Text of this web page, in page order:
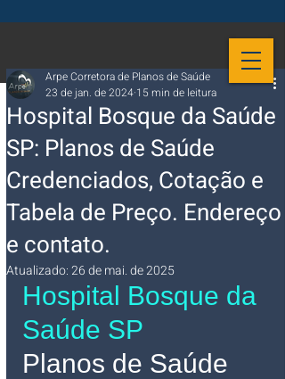
Hospital Bosque da Saúde
SP: Planos de Saúde
Credenciados, Cotação e
Tabela de Preço. Endereço
e contato.
Arpe Corretora de Planos de Saúde
23 de jan. de 2024 15 min de leitura
Atualizado:26 de mai. de 2025
Hospital Bosque da
Saúde SP
Planos de Saúde